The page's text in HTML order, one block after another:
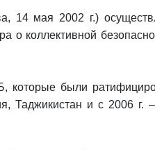
14 мая 2002 г.)
о коллективной
которые были
Таджикистан и с 2006 г. –